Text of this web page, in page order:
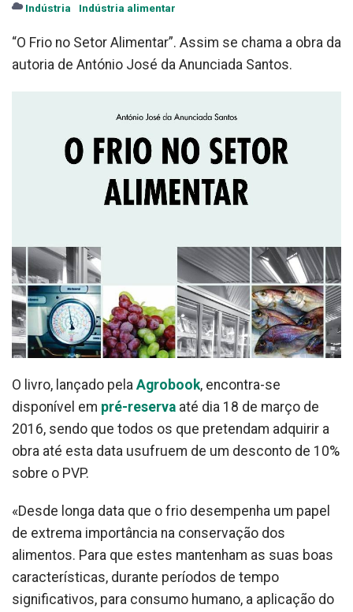
Indústria
Indústria alimentar
“O Frio no Setor Alimentar”. Assim se chama a obra da
autoria de António José da Anunciada Santos.
O livro, lançado pela Agrobook, encontra-se
disponível em pré-reserva até dia 18 de março de
2016, sendo que todos os que pretendam adquirir a
obra até esta data usufruem de um desconto de 10%
sobre o PVP.
«Desde longa data que o frio desempenha um papel
de extrema importância na conservação dos
alimentos. Para que estes mantenham as suas boas
características, durante períodos de tempo
significativos, para consumo humano, a aplicação do